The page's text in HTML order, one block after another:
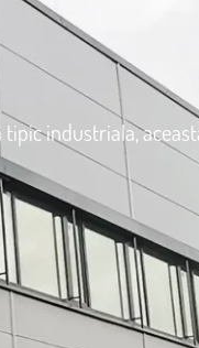
industriala, aceasta